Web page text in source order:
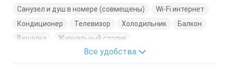
Санузел и душ в номере (совмещены)
Wi-Fi интернет
Кондиционер
Телевизор Холодильник
Балкон
Вешалка
Журнальный столик
Кровать двуспальная
Стулья Тумбочки
Все удобства